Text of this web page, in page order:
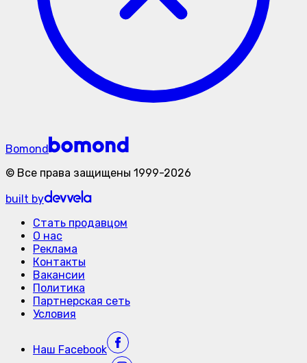
Bomond
© Все права защищены 1999-2026
built by
Стать продавцом
О нас
Реклама
Контакты
Вакансии
Политика
Партнерская сеть
Условия
Наш Facebook